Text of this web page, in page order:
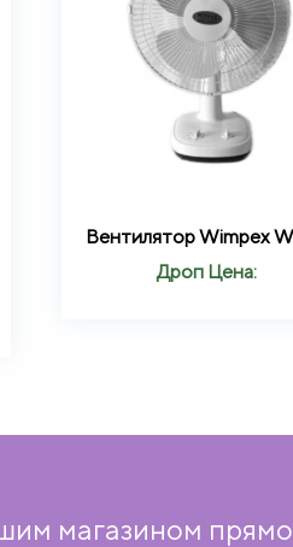
Дроп Цена:
магазином прямо